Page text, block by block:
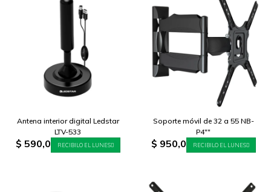
Antena interior digital Ledstar
LTV-533
$ 590,0 RECIBILO EL LUNES
Soporte móvil de 32 a 55 NB-
P4""
$ 950,0 RECIBILO EL LUNES